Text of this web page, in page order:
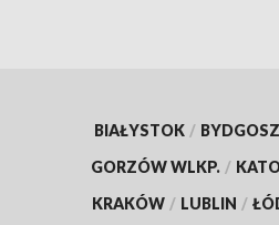
BIAŁYSTOK /
GORZÓW WLKP. /
KRAKÓW / LUBLIN /